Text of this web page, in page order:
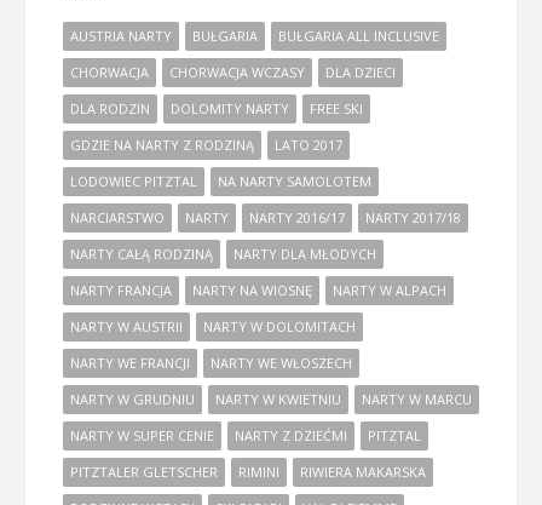
AUSTRIA NARTY BUŁGARIA
BUŁGARIA ALL INCLUSIVE
CHORWACJA
CHORWACJA WCZASY
DLA DZIECI
DLA RODZIN
DOLOMITY NARTY
FREE SKI
GDZIE NA NARTY Z RODZINĄ
LATO 2017
LODOWIEC PITZTAL
NA NARTY SAMOLOTEM
NARCIARSTWO
NARTY NARTY 2016/17
NARTY 2017/18
NARTY CAŁĄ RODZINĄ
NARTY DLA MŁODYCH
NARTY FRANCJA
NARTY NA WIOSNĘ
NARTY W ALPACH
NARTY W AUSTRII
NARTY W DOLOMITACH
NARTY WE FRANCJI
NARTY WE WŁOSZECH
NARTY W GRUDNIU
NARTY W KWIETNIU
NARTY W MARCU
NARTY W SUPER CENIE
NARTY Z DZIEĆMI
PITZTAL
PITZTALER GLETSCHER
RIMINI
RIWIERA MAKARSKA